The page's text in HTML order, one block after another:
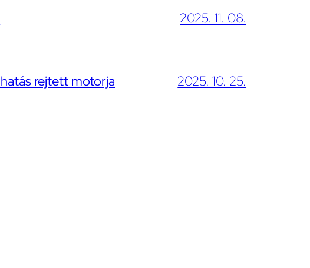
2025. 11. 08.
rejtett motorja 2025. 10. 25.